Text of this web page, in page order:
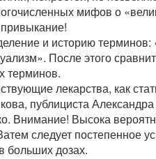
мифов о
и историю терминов:
После этого
терминов.
лекарства, как
публициста
Внимание! Высока
следует постепенное
больших дозах.